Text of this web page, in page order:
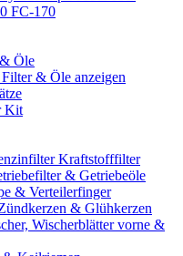
FC-170
Öle
& Öle anzeigen
Kit
Kraftstofffilter
& Getriebeöle
& Verteilerfinger
& Glühkerzen
Wischerblätter vorne &